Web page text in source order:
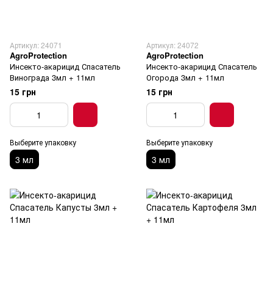
Артикул: 24071
AgroProtection
Инсекто-акарицид Спасатель
Винограда 3мл + 11мл
15 грн
Выберите упаковку
3 мл
Артикул: 24072
AgroProtection
Инсекто-акарицид Спасатель
Огорода 3мл + 11мл
15 грн
Выберите упаковку
3 мл